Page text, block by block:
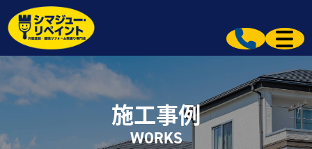
施工事例
WORKS